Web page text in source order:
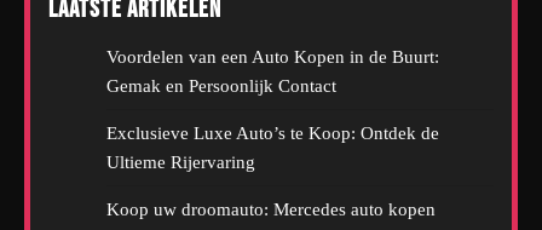
Laatste artikelen
Voordelen van een Auto Kopen in de Buurt:
Gemak en Persoonlijk Contact
Exclusieve Luxe Auto’s te Koop: Ontdek de
Ultieme Rijervaring
Koop uw droomauto: Mercedes auto kopen